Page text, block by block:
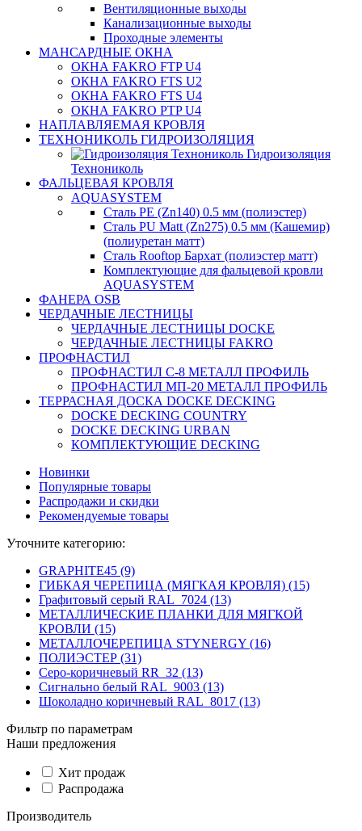
Вентиляционные выходы
Канализационные выходы
Проходные элементы
МАНСАРДНЫЕ ОКНА
ОКНА FAKRO FTP U4
ОКНА FAKRO FTS U2
ОКНА FAKRO FTS U4
ОКНА FAKRO PTP U4
НАПЛАВЛЯЕМАЯ КРОВЛЯ
ТЕХНОНИКОЛЬ ГИДРОИЗОЛЯЦИЯ
Гидроизоляция
Технониколь
ФАЛЬЦЕВАЯ КРОВЛЯ
AQUASYSTEM
Сталь PE (Zn140) 0.5 мм (полиэстер)
Сталь PU Matt (Zn275) 0.5 мм (Кашемир)
(полиуретан матт)
Сталь Rooftop Бархат (полиэстер матт)
Комплектующие для фальцевой кровли
AQUASYSTEM
ФАНЕРА OSB
ЧЕРДАЧНЫЕ ЛЕСТНИЦЫ
ЧЕРДАЧНЫЕ ЛЕСТНИЦЫ DOCKE
ЧЕРДАЧНЫЕ ЛЕСТНИЦЫ FAKRO
ПРОФНАСТИЛ
ПРОФНАСТИЛ C-8 МЕТАЛЛ ПРОФИЛЬ
ПРОФНАСТИЛ МП-20 МЕТАЛЛ ПРОФИЛЬ
ТЕРРАСНАЯ ДОСКА DOCKE DECKING
DOCKE DECKING COUNTRY
DOCKE DECKING URBAN
КОМПЛЕКТУЮЩИЕ DECKING
Новинки
Популярные товары
Распродажи и скидки
Рекомендуемые товары
Уточните категорию:
GRAPHITE45 (9)
ГИБКАЯ ЧЕРЕПИЦА (МЯГКАЯ КРОВЛЯ) (15)
Графитовый серый RAL_7024 (13)
МЕТАЛЛИЧЕСКИЕ ПЛАНКИ ДЛЯ МЯГКОЙ
КРОВЛИ (15)
МЕТАЛЛОЧЕРЕПИЦА STYNERGY (16)
ПОЛИЭСТЕР (31)
Серо-коричневый RR_32 (13)
Сигнально белый RAL_9003 (13)
Шоколадно коричневый RAL_8017 (13)
Фильтр по параметрам
Наши предложения
Хит продаж
Распродажа
Производитель